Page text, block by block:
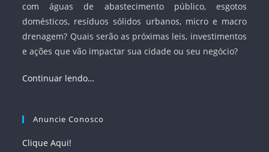
com águas de abastecimento público, esgotos
domésticos, resíduos sólidos urbanos, micro e macro
drenagem? Quais serão as próximas leis, investimentos
e ações que vão impactar sua cidade ou seu negócio?
Continuar lendo…
Anuncie Conosco
Clique Aqui!